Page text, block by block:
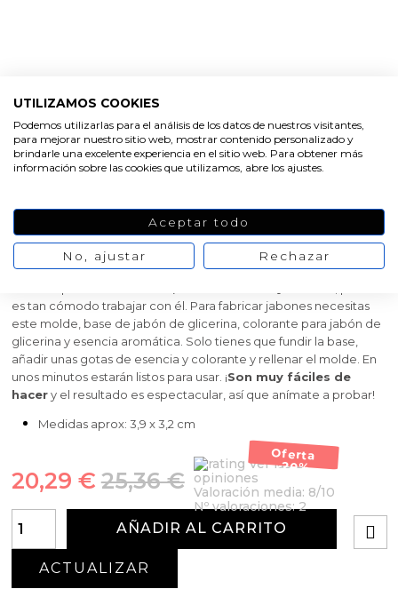
Molde 3 calabazas Halloween
para manualidades
Molde 3 calabazas de Halloween
para hacer jabones, velas y
manualidades. ¡Es desilicona, muy sencillo de usar! Se trata de
un molde con 3 cavidades para que puedas hacer 3 mini
calabazas, cada una con una carita diferente. Al ser de silicona
es tan cómodo trabajar con él. Para fabricar jabones necesitas
este molde, base de jabón de glicerina, colorante para jabón de
glicerina y esencia aromática. Solo tienes que fundir la base,
añadir unas gotas de esencia y colorante y rellenar el molde. En
unos minutos estarán listos para usar. ¡Son muy fáciles de
hacery el resultado es espectacular, así que anímate a probar!
Medidas aprox: 3,9 x 3,2 cm
Oferta
-20%
25,36 €
20,29 €
Ver las 2
opiniones
Valoración media: 8/10
Nº valoraciones:2
AÑADIR AL CARRITO
UTILIZAMOS COOKIES
Podemos utilizarlas para el análisis de los datos de nuestros visitantes,
para mejorar nuestro sitio web, mostrar contenido personalizado y
brindarle una excelente experiencia en el sitio web. Para obtener más
información sobre las cookies que utilizamos, abre los ajustes.
Aceptar todo
No, ajustar Rechazar